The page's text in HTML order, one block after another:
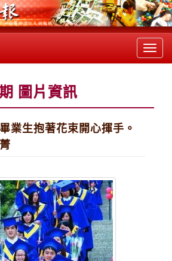
圖片資訊
業生抱著花束開心揮手。